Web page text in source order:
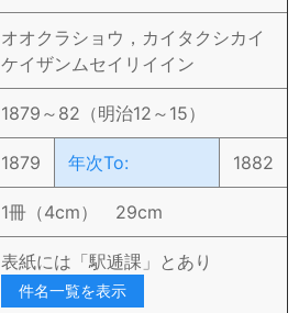
オオクラショウ，カイタクシカイ
ケイザンムセイリイイン
1879～82（明治12～15）
1879 年次To: 1882
1冊（4cm） 29cm
表紙には「駅逓課」とあり
件名一覧を表示